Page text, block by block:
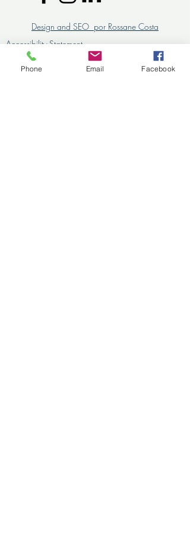
Design and SEO por Rossane Costa
Accessibility Statement
LAURA VILLANUEVA ICC COACH
©2021-2026
para Laura Villanueva LBCE
Phone Email Facebook